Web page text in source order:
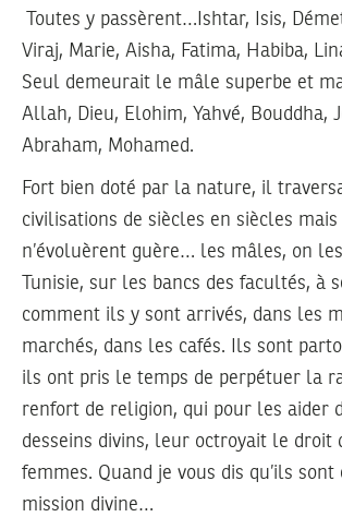
Toutes y passèrent…Ishtar, Isis,
Viraj, Marie, Aisha, Fatima, Habiba,
Seul demeurait le mâle superbe et
Allah, Dieu, Elohim, Yahvé, Bouddha,
Abraham, Mohamed.
Fort bien doté par la nature, il
civilisations de siècles en siècles mais
n’évoluèrent guère… les mâles, on
Tunisie, sur les bancs des facultés, à
comment ils y sont arrivés, dans les
marchés, dans les cafés. Ils sont
ils ont pris le temps de perpétuer la
renfort de religion, qui pour les aider
desseins divins, leur octroyait le droit
femmes. Quand je vous dis qu’ils sont
mission divine…